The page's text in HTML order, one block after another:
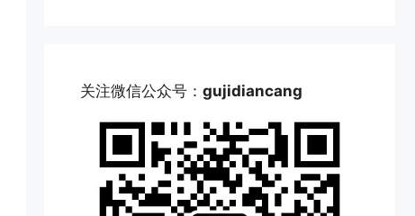
关注微信公众号： gujidiancang